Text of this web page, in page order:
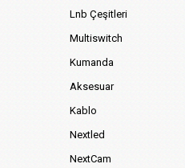
Lnb Çeşitleri
Multiswitch
Kumanda
Aksesuar
Kablo
Nextled
NextCam